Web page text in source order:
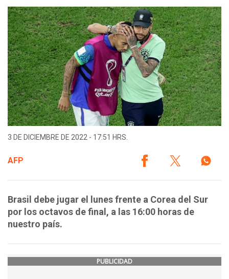
3 DE DICIEMBRE DE 2022 - 17:51 HRS.
AFP
Brasil debe jugar el lunes frente a Corea del Sur
por los octavos de final, a las 16:00 horas de
nuestro país.
PUBLICIDAD